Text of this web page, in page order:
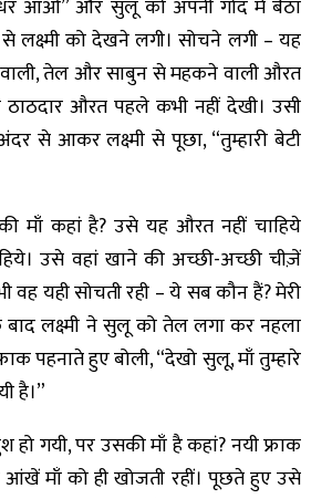
आओ” और सुलू को अपनी गोद में बैठा
लक्ष्मी को देखने लगी। सोचने लगी – यह
तेल और साबुन से महकने वाली औरत
औरत पहले कभी नहीं देखी। उसी
से आकर लक्ष्मी से पूछा, “तुम्हारी बेटी
माँ कहां है? उसे यह औरत नहीं चाहिये
उसे वहां खाने की अच्छी-अच्छी चीज़ें
वह यही सोचती रही – ये सब कौन हैं? मेरी
लक्ष्मी ने सुलू को तेल लगा कर नहला
पहनाते हुए बोली, “देखो सुलू, माँ तुम्हारे
है।”
गयी, पर उसकी माँ है कहां? नयी फ्राक
माँ को ही खोजती रहीं। पूछते हुए उसे